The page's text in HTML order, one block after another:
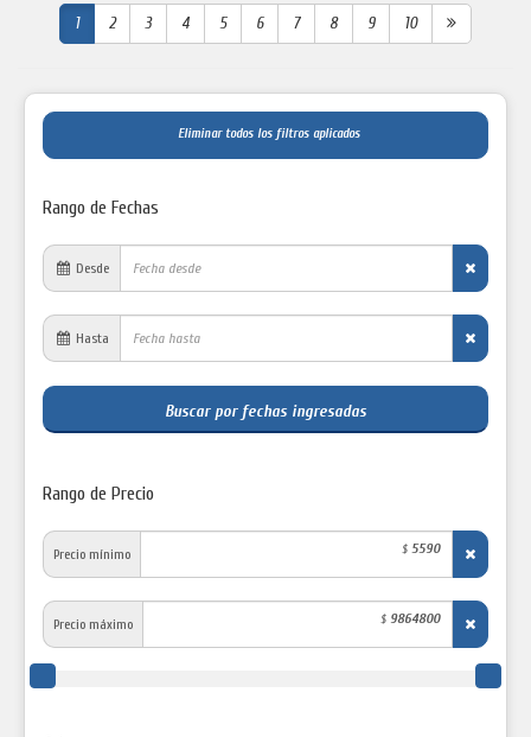
1 2 3 4 5 6 7 8 9 10
Eliminar todos los filtros aplicados
Rango de Fechas
Desde
Hasta
Buscar por fechas ingresadas
Rango de Precio
Precio mínimo $ 5590
Precio máximo $ 9864800